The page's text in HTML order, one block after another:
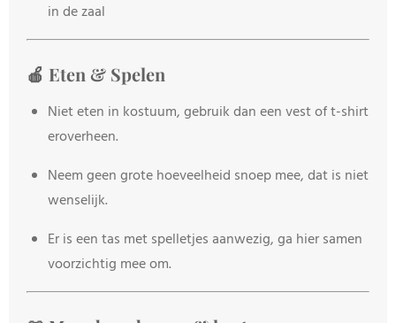
in de zaal
🍎 Eten & Spelen
Niet eten in kostuum, gebruik dan een vest of t-shirt
eroverheen.
Neem geen grote hoeveelheid snoep mee, dat is niet
wenselijk.
Er is een tas met spelletjes aanwezig, ga hier samen
voorzichtig mee om.